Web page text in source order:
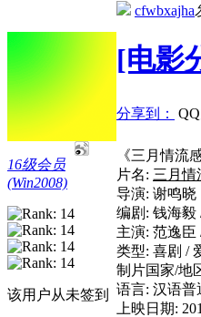
16级会员
(Win2008)
该用户从未签到
cfwbxajha
[电影
分享到：
《三月情流
片名: 三月情
导演: 谢鸣晓
编剧: 钱海毅
主演: 范逸臣
类型: 喜剧 /
制片国家/地
语言: 汉语普
上映日期: